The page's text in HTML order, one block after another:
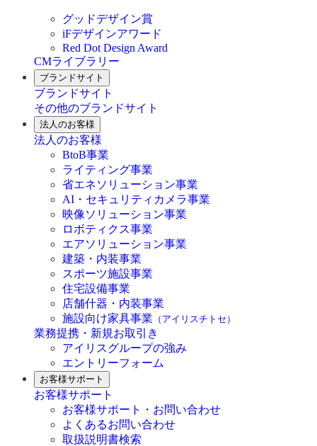
グッドデザイン賞
iFデザインアワード
Red Dot Design Award
CMライブラリー
ブランドサイト
ブランドサイト
その他のブランドサイト
法人のお客様
法人のお客様
BtoB事業
ライティング事業
省エネソリューション事業
AI・セキュリティカメラ事業
映像ソリューション事業
ロボティクス事業
エアソリューション事業
建築・内装事業
スポーツ施設事業
住宅設備事業
店舗什器・内装事業
施設向け家具事業 （アイリスチトセ）
業務提携・新規お取引き
アイリスグループの強み
エントリーフォーム
お客様サポート
お客様サポート
お客様サポート・お問い合わせ
よくあるお問い合わせ
取扱説明書検索